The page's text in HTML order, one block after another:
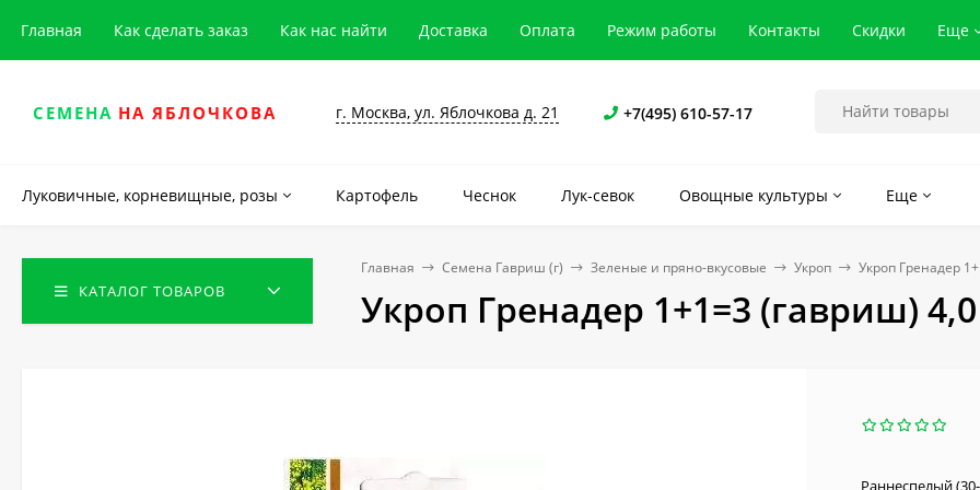
Главная Как сделать заказ Как нас найти Доставка Оплата Режим работы Контакты Скидки Еще
СЕМЕНА НА ЯБЛОЧКОВА г. Москва, ул. Яблочкова д. 21 +7(495) 610-57-17
Луковичные, корневищные, розы Картофель Чеснок Лук-севок Овощные культуры Еще
КАТАЛОГ ТОВАРОВ
Главная Семена Гавриш (г) Зеленые и пряно-вкусовые Укроп Укроп Гренадер
Укроп Гренадер 1+1=3 (гавриш)
Раннеспелый